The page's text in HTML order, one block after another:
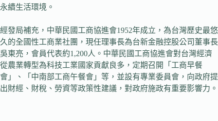
永續生活環境。
經發局補充，中華民國工商協進會1952年成立，為台灣歷史最悠
久的全國性工商業社團，現任理事長為台新金融控股公司董事長
吳東亮，會員代表約1,200人。中華民國工商協進會對台灣經濟
從農業轉型為科技工業國家貢獻良多，定期召開「工商早餐
會」、「中南部工商午餐會」等，並設有專業委員會，向政府提
出財經、財稅、勞資等政策性建議，對政府施政有重要影響力。